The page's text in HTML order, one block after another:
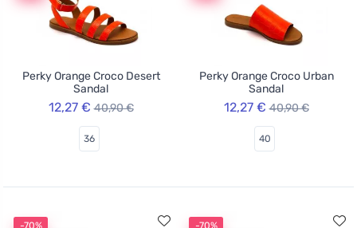
Perky Orange Croco Desert
Sandal
12,27 € 40,90 €
36
Perky Orange Croco Urban
Sandal
12,27 € 40,90 €
40